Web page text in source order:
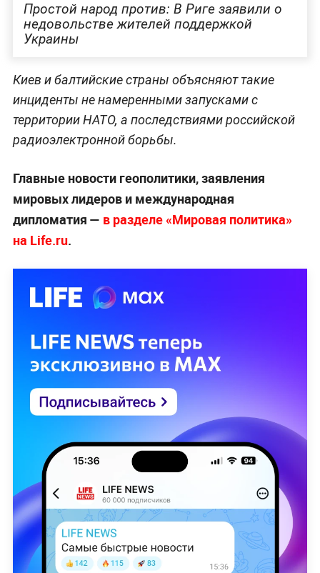
Простой народ против: В Риге заявили о
недовольстве жителей поддержкой
Украины
Киев и балтийские страны объясняют такие
инциденты не намеренными запусками с
территории НАТО, а последствиями российской
радиоэлектронной борьбы.
Главные новости геополитики, заявления
мировых лидеров и международная
дипломатия — в разделе «Мировая политика»
на Life.ru.